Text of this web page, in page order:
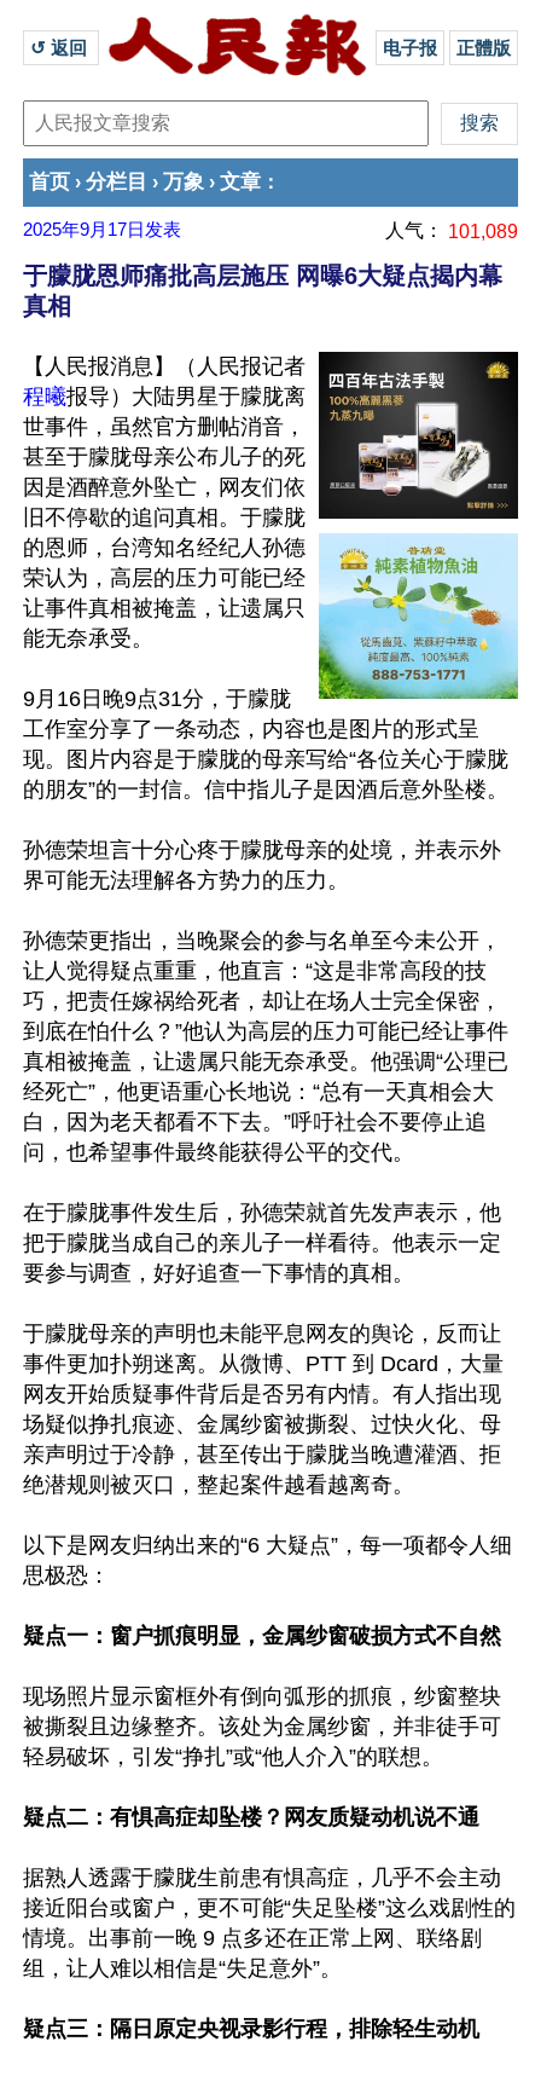
↺ 返回 电子报 正體版
首页 › 分栏目 › 万象 › 文章 ：
2025年9月17日 发表 人气： 101,089
于朦胧恩师痛批高层施压 网曝6大疑点揭内幕
真相
【人民报消息】（人民报记者
程曦报导）大陆男星于朦胧离
世事件，虽然官方删帖消音，
甚至于朦胧母亲公布儿子的死
因是酒醉意外坠亡，网友们依
旧不停歇的追问真相。于朦胧
的恩师，台湾知名经纪人孙德
荣认为，高层的压力可能已经
让事件真相被掩盖，让遗属只
能无奈承受。
9月16日晚9点31分，于朦胧
工作室分享了一条动态，内容也是图片的形式呈
现。图片内容是于朦胧的母亲写给“各位关心于朦胧
的朋友”的一封信。信中指儿子是因酒后意外坠楼。
孙德荣坦言十分心疼于朦胧母亲的处境，并表示外
界可能无法理解各方势力的压力。
孙德荣更指出，当晚聚会的参与名单至今未公开，
让人觉得疑点重重，他直言：“这是非常高段的技
巧，把责任嫁祸给死者，却让在场人士完全保密，
到底在怕什么？”他认为高层的压力可能已经让事件
真相被掩盖，让遗属只能无奈承受。他强调“公理已
经死亡”，他更语重心长地说：“总有一天真相会大
白，因为老天都看不下去。”呼吁社会不要停止追
问，也希望事件最终能获得公平的交代。
在于朦胧事件发生后，孙德荣就首先发声表示，他
把于朦胧当成自己的亲儿子一样看待。他表示一定
要参与调查，好好追查一下事情的真相。
于朦胧母亲的声明也未能平息网友的舆论，反而让
事件更加扑朔迷离。从微博、PTT 到 Dcard，大量
网友开始质疑事件背后是否另有内情。有人指出现
场疑似挣扎痕迹、金属纱窗被撕裂、过快火化、母
亲声明过于冷静，甚至传出于朦胧当晚遭灌酒、拒
绝潜规则被灭口，整起案件越看越离奇。
以下是网友归纳出来的“6 大疑点”，每一项都令人细
思极恐：
疑点一：窗户抓痕明显，金属纱窗破损方式不自然
现场照片显示窗框外有倒向弧形的抓痕，纱窗整块
被撕裂且边缘整齐。该处为金属纱窗，并非徒手可
轻易破坏，引发“挣扎”或“他人介入”的联想。
疑点二：有惧高症却坠楼？网友质疑动机说不通
据熟人透露于朦胧生前患有惧高症，几乎不会主动
接近阳台或窗户，更不可能“失足坠楼”这么戏剧性的
情境。出事前一晚 9 点多还在正常上网、联络剧
组，让人难以相信是“失足意外”。
疑点三：隔日原定央视录影行程，排除轻生动机